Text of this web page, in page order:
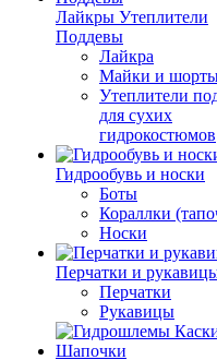
Лайкры Утеплители
Поддевы
Лайкра
Майки и
Утеплители
для сухих
гидрокостюмов
Гидрообувь и носки
Боты
Кораллки
Носки
Перчатки и
Перчатки
Рукавицы